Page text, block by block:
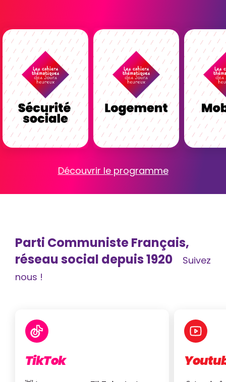
Découvrir le programme
Parti Communiste Français,
réseau social depuis 1920
Suivez
nous !
TikTok